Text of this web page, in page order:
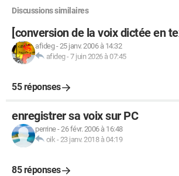
Discussions similaires
[conversion de la voix dictée en
afideg-25 janv. 2006 à 14:32
afideg-7 juin 2026 à 07:45
55 réponses
enregistrer sa voix sur PC
perrine-26 févr. 2006 à 16:48
oik -23 janv. 2018 à 04:19
85 réponses